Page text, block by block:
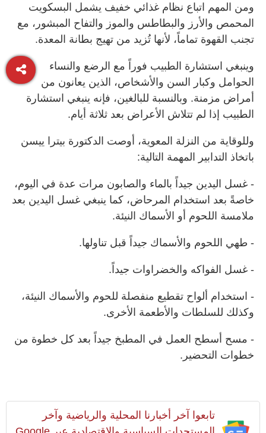
ومن المهم اتباع نظام غذائي خفيف يشمل البسكويت
المحمص والأرز والبطاطس والموز والتفاح المبشور، مع
تجنب القهوة تماماً، لأنها تُزيد من تهيج بطانة المعدة.
وينبغي استشارة الطبيب فوراً مع الرضع والنساء
الحوامل وكبار السن والأشخاص، الذين يعانون من
أمراض مزمنة. وبالنسبة للبالغين، فإنه ينبغي استشارة
الطبيب إذا لم تتلاش الأعراض بعد ثلاثة أيام.
وللوقاية من النزلة المعوية، أوصت الدكتورة بيترا ييسن
باتخاذ التدابير المهمة التالية:
- غسل اليدين جيداً بالماء والصابون مرات عدة في اليوم،
خاصةً بعد استخدام المرحاض، كما ينبغي غسل اليدين بعد
ملامسة اللحوم أو الأسماك النيئة.
- طهي اللحوم والأسماك جيداً قبل تناولها.
- غسل الفواكه والخضراوات جيداً.
- استخدام ألواح تقطيع منفصلة للحوم والأسماك النيئة،
وكذلك للسلطات والأطعمة الأخرى.
- مسح أسطح العمل في المطبخ جيداً بعد كل خطوة من
خطوات التحضير.
تابعوا آخر أخبارنا المحلية والرياضية وآخر